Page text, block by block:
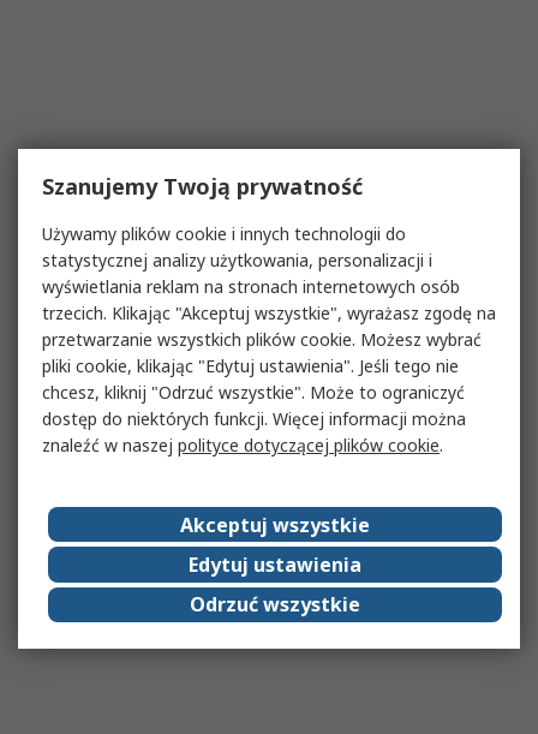
Szanujemy Twoją prywatność
Używamy plików cookie i innych technologii do
statystycznej analizy użytkowania, personalizacji i
wyświetlania reklam na stronach internetowych osób
trzecich. Klikając "Akceptuj wszystkie", wyrażasz zgodę na
przetwarzanie wszystkich plików cookie. Możesz wybrać
pliki cookie, klikając "Edytuj ustawienia". Jeśli tego nie
chcesz, kliknij "Odrzuć wszystkie". Może to ograniczyć
dostęp do niektórych funkcji. Więcej informacji można
znaleźć w naszej polityce dotyczącej plików cookie.
Akceptuj wszystkie
Edytuj ustawienia
Odrzuć wszystkie